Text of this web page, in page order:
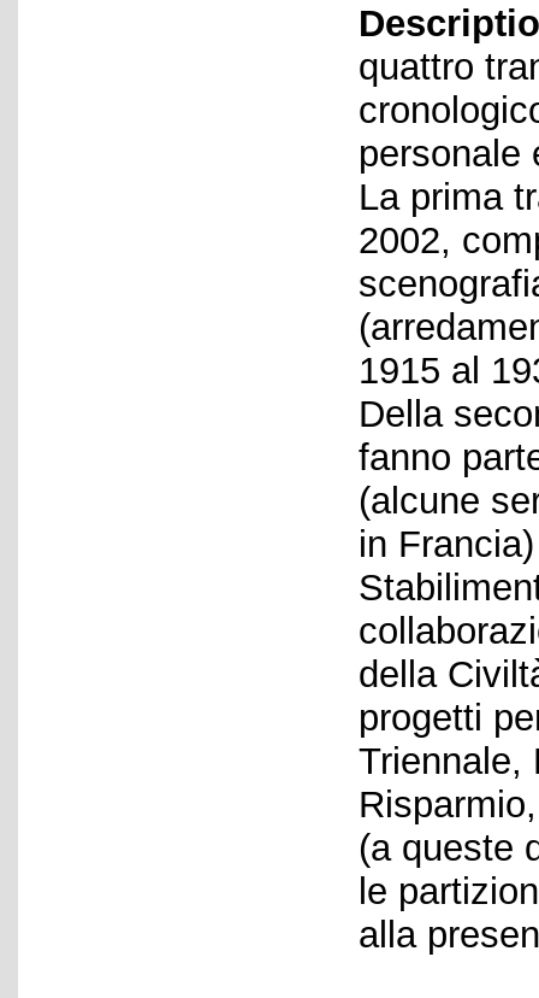
quattro
personale
La prima
2002,
1915 al
Della
fanno
(alcune
in
della
progetti
Triennale,
(a queste
le
alla